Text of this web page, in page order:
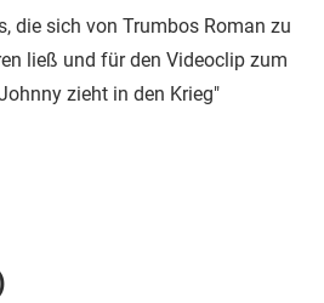
die sich von Trumbos Roman zu
ließ und für den Videoclip zum
zieht in den Krieg"